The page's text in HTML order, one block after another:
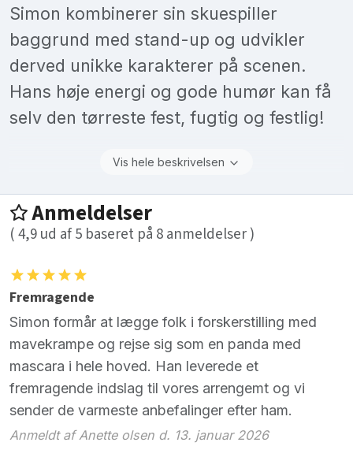
Simon kombinerer sin skuespiller
baggrund med stand-up og udvikler
derved unikke karakterer på scenen.
Hans høje energi og gode humør kan få
selv den tørreste fest, fugtig og festlig!
Vis hele beskrivelsen
Anmeldelser
(4,9ud af5 baseret på 8anmeldelser )
Fremragende
Simon formår at lægge folk i forskerstilling med
mavekrampe og rejse sig som en panda med
mascara i hele hoved. Han leverede et
fremragende indslag til vores arrengemt og vi
sender de varmeste anbefalinger efter ham.
Anmeldt af Anette olsen d. 13. januar 2026